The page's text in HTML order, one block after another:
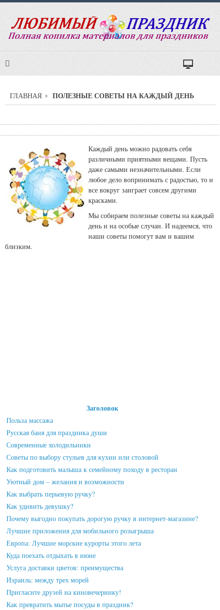
ГЛАВНАЯ ПОЛЕЗНЫЕ СОВЕТЫ НА КАЖДЫЙ ДЕНЬ
Каждый день можно радовать себя
различными приятными вещами. Пусть
даже самыми незначительными. Если
любое дело вопринимать с радостью, то и
все вокруг заиграет совсем другими
красками.
Мы собираем полезные советы на каждый
день и на особые случаи. И надеемся, что
наши советы помогут вам и вашим
близким.
Заголовок
Польза массажа
Русская баня для праздника души
Современные холодильники
Советы по выбору стульев для кухни или столовой
Как подготовить малыша к семейному походу в ресторан
Уютный дом – желания и возможности
Как выбрать перьевую ручку?
Как удивить девушку?
Почему выгодно покупать дорогую ручку в интернет-магазине?
Лучшие приложения для мобильного розыгрыша
Европа: Лучшие морские курорты этого лета
Куда поехать отдыхать в июне
Услуга доставки цветов: преимущества
Израиль: между трех морей
Пригласите друзей на киновечеринку!
Как превратить мытье посуды в праздник?